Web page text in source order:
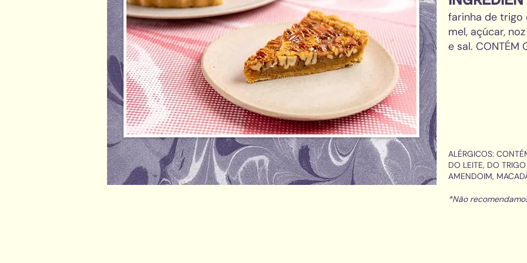
farinha de trigo
mel, açúcar,
e sal. CONTÉM
ALÉRGICOS:
DO LEITE, DO
AMENDOIM,
*Não